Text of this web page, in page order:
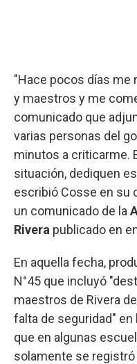
"Hace pocos días me
y maestros y me
comunicado que
varias personas del
minutos a criticarme.
situación, dediquen
escribió Cosse en su
un comunicado de la
Rivera publicado en
En aquella fecha,
N°45 que incluyó
maestros de Rivera
falta de seguridad"
que en algunas
solamente se